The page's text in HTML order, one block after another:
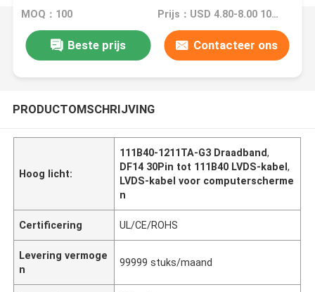
Laptop Scherm
MOQ：100 Prijs：USD 4.80-8.00 100+
Beste prijs Contacteer ons
PRODUCTOMSCHRIJVING
Hoog licht:
111B40-1211TA-G3 Draadband,
DF14 30Pin tot 111B40 LVDS-kabel,
LVDS-kabel voor computerscherme
n
Certificering UL/CE/ROHS
Levering vermoge
n
99999 stuks/maand